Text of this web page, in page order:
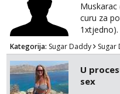
Muskarac
curu za
tvoje
ponuditi,
trazis/
Kategorija: Sugar Daddy Sugar
U
sex